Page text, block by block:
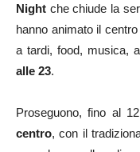
Night che chiude la
hanno animato il
a tardi, food, musica,
alle 23.
Proseguono, fino al
centro, con il